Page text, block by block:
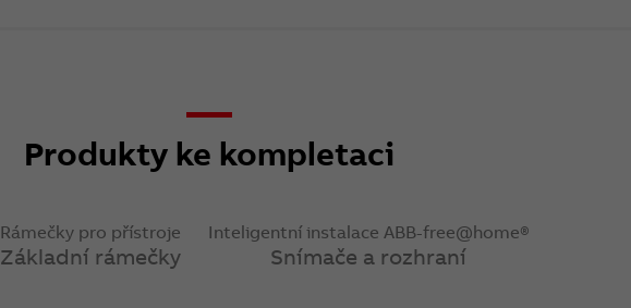
Produkty ke kompletaci
Rámečky pro přístroje
Základní rámečky
Inteligentní instalace ABB-free@home®
Snímače a rozhraní